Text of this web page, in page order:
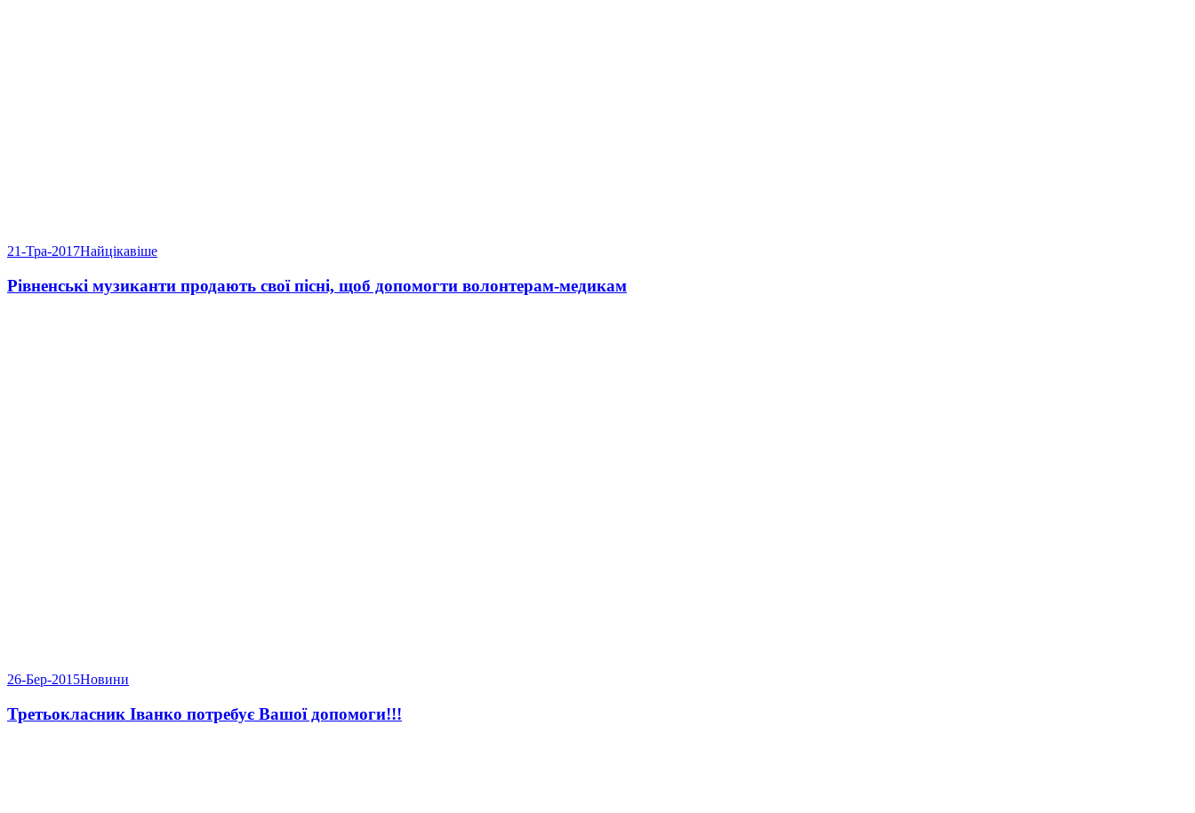
21-Тра-2017Найцікавіше
Рівненські музиканти продають свої пісні, щоб допомогти волонтерам-медикам
26-Бер-2015Новини
Третьокласник Іванко потребує Вашої допомоги!!!